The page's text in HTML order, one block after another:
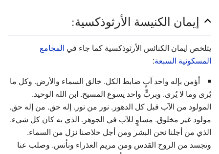
إيمان الكنيسة الأرثوذكسية:
يتلخص ايمان الكنائس الأرثوذكسية كما جاء في المجامع
المسكونية السبعة:
أؤمن بإله واحد آبٍ ضابط الكل. خالق السماء والأرض. وكل ما
يُرى وما لا يُرى. وبربٍّ واحد يسوع المسيح. ابن الله الوحيد.
المولود من الآب قبل كل الدهور. نور من نور. إله حق. من إله حق.
مولود غير مخلوق. مساوٍ للآب في الجوهر. الذي به كان كل شيء.
الذي من أجلنا نحن البشر ومن أجل خلاصنا نزل من السماء.
وتجسد من الروح القدس ومن مريم العذراء ونأنس. وصلب عنا